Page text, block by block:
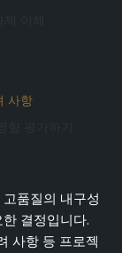
사항
품질의 내구성
결정입니다.
사항 등 프로젝